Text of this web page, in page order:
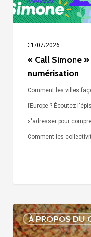
31/07/2026
« Call Simone
numérisation
Comment les villes
l’Europe ? Écoutez
s'adresser pour
Comment les
À PROPOS DU
Voix
de